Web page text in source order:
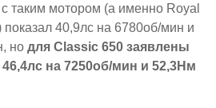
таким мотором (а именно Royal
40,9лс на 6780об/мин и
но для Classic 650 заявлены
на 7250об/мин и 52,3Нм